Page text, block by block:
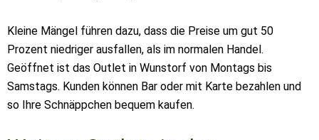
Kleine Mängel führen dazu, dass die Preise um gut 50
Prozent niedriger ausfallen, als im normalen Handel.
Geöffnet ist das Outlet in Wunstorf von Montags bis
Samstags. Kunden können Bar oder mit Karte bezahlen und
so Ihre Schnäppchen bequem kaufen.